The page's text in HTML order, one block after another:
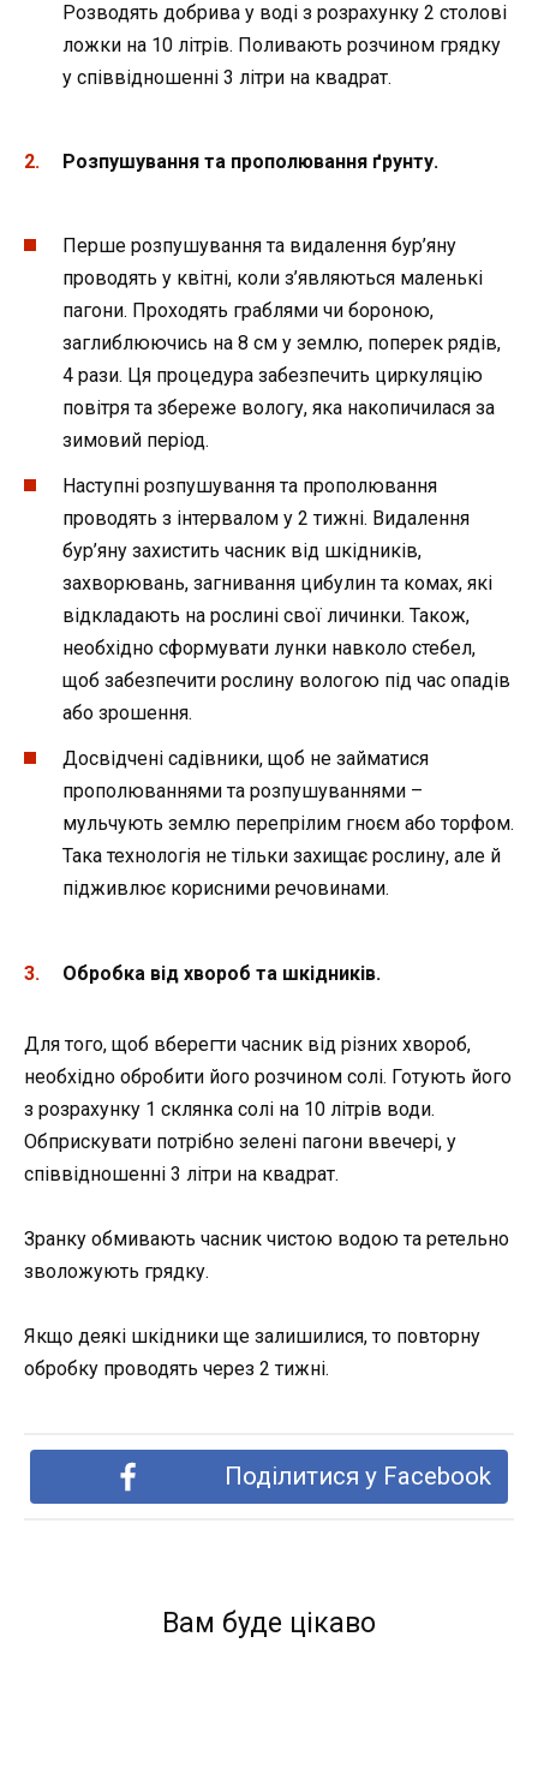
Розводять добрива у воді з розрахунку 2 столові
ложки на 10 літрів. Поливають розчином грядку
у співвідношенні 3 літри на квадрат.
Розпушування та прополювання ґрунту.
Перше розпушування та видалення бур’яну
проводять у квітні, коли з’являються маленькі
пагони. Проходять граблями чи бороною,
заглиблюючись на 8 см у землю, поперек рядів,
4 рази. Ця процедура забезпечить циркуляцію
повітря та збереже вологу, яка накопичилася за
зимовий період.
Наступні розпушування та прополювання
проводять з інтервалом у 2 тижні. Видалення
бур’яну захистить часник від шкідників,
захворювань, загнивання цибулин та комах, які
відкладають на рослині свої личинки. Також,
необхідно сформувати лунки навколо стебел,
щоб забезпечити рослину вологою під час опадів
або зрошення.
Досвідчені садівники, щоб не займатися
прополюваннями та розпушуваннями –
мульчують землю перепрілим гноєм або торфом.
Така технологія не тільки захищає рослину, але й
підживлює корисними речовинами.
Обробка від хвороб та шкідників.
Для того, щоб вберегти часник від різних хвороб,
необхідно обробити його розчином солі. Готують його
з розрахунку 1 склянка солі на 10 літрів води.
Обприскувати потрібно зелені пагони ввечері, у
співвідношенні 3 літри на квадрат.
Зранку обмивають часник чистою водою та ретельно
зволожують грядку.
Якщо деякі шкідники ще залишилися, то повторну
обробку проводять через 2 тижні.
Поділитися у Facebook
Вам буде цікаво